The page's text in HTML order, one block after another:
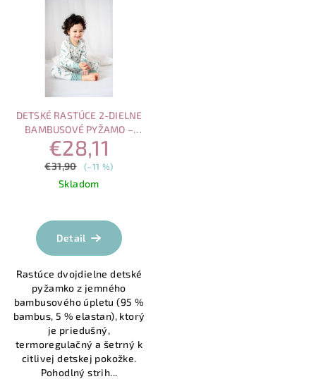
DETSKÉ RASTÚCE 2-DIELNE
BAMBUSOVÉ PYŽAMO –
EUKALYPTUS(2–8 ROKOV)
€28,11
€31,90 (–11 %)
Skladom
Detail
Rastúce dvojdielne detské
pyžamko z jemného
bambusového úpletu (95 %
bambus, 5 % elastan), ktorý
je priedušný,
termoregulačný a šetrný k
citlivej detskej pokožke.
Pohodlný strih...